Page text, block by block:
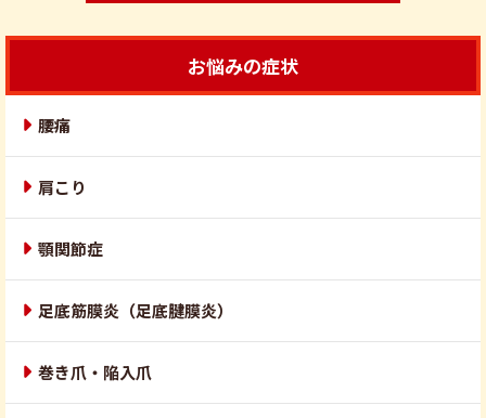
お悩みの症状
腰痛
肩こり
顎関節症
足底筋膜炎（足底腱膜炎）
巻き爪・陥入爪